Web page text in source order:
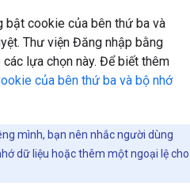
bật cookie của bên thứ ba và
Thư viện Đăng nhập bằng
lựa chọn này. Để biết thêm
của bên thứ ba và bộ nhớ
mình, bạn nên nhắc người dùng
dữ liệu hoặc thêm một ngoại lệ cho